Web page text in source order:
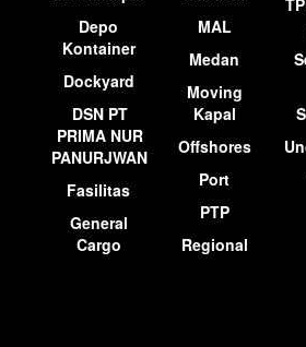
Depo
Kontainer
Dockyard
DSN PT
PRIMA NUR
PANURJWAN
Fasilitas
General
Cargo
MAL
Medan
Moving
Kapal
Offshores
Port
PTP
Regional